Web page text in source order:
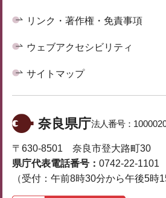
リンク・著作権・免責事項
ウェブアクセシビリティ
サイトマップ
奈良県庁法人番号：
〒630-8501 奈良市登大路町30
県庁代表電話番号： 0742-22-1101
（受付：午前8時30分から午後5時